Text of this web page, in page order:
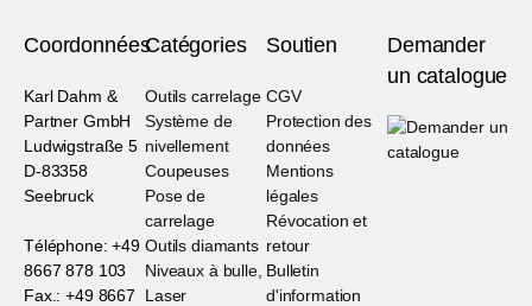
Coordonnées
Karl Dahm &
Partner GmbH
Ludwigstraße 5
D-83358
Seebruck
Téléphone: +49
8667 878 103
Fax.: +49 8667
Catégories
Outils carrelage
Système de
nivellement
Coupeuses
Pose de
carrelage
Outils diamants
Niveaux à bulle,
Laser
Soutien
CGV
Protection des
données
Mentions
légales
Révocation et
retour
Bulletin
d'information
Demander
un catalogue